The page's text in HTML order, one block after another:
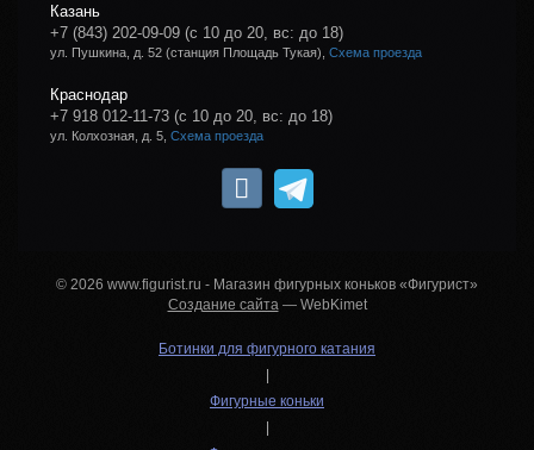
Казань
+7 (843) 202-09-09 (с 10 до 20, вс: до 18)
ул. Пушкина, д. 52 (станция Площадь Тукая), Схема проезда
Краснодар
+7 918 012-11-73 (с 10 до 20, вс: до 18)
ул. Колхозная, д. 5, Схема проезда
© 2026 www.figurist.ru - Магазин фигурных коньков «Фигурист»
Создание сайта— WebKimet
Ботинки для фигурного катания
|
Фигурные коньки
|